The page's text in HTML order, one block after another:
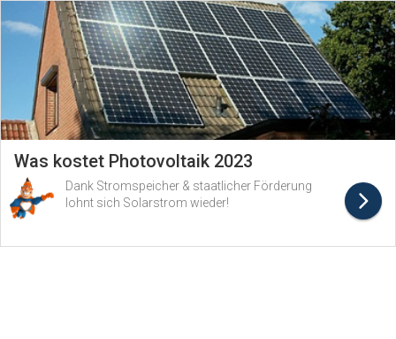
Was kostet Photovoltaik 2023
Dank Stromspeicher & staatlicher Förderung
lohnt sich Solarstrom wieder!